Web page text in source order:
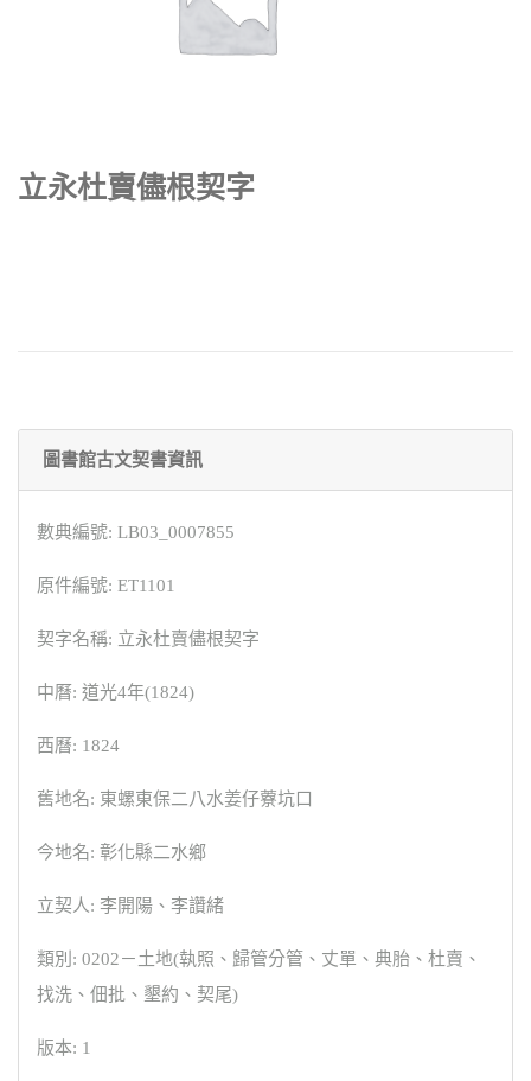
立永杜賣儘根契字
圖書館古文契書資訊
數典編號: LB03_0007855
原件編號: ET1101
契字名稱: 立永杜賣儘根契字
中曆: 道光4年(1824)
西曆: 1824
舊地名: 東螺東保二八水姜仔藔坑口
今地名: 彰化縣二水鄉
立契人: 李開陽、李讚緒
類別: 0202－土地(執照、歸管分管、丈單、典胎、杜賣、
找洗、佃批、墾約、契尾)
版本: 1